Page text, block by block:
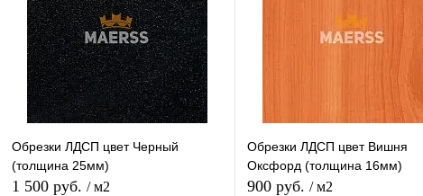
В избранное В наличии
Обрезки ЛДСП цвет Черный
(толщина 25мм)
1 500 руб. / м2
Обрезки ЛДСП цвет Вишня
Оксфорд (толщина 16мм)
900 руб. / м2